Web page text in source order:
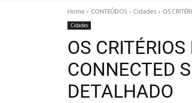
Home CONTEÚDOS Cidades OS
Cidades
OS
CONNECTED
DETALHADO